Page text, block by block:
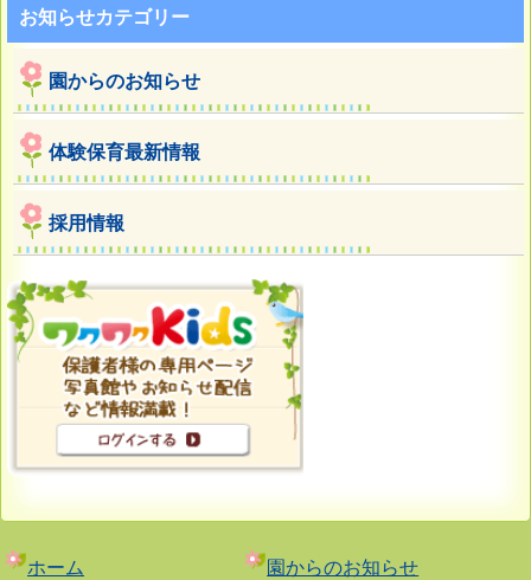
お知らせカテゴリー
園からのお知らせ
体験保育最新情報
採用情報
ホーム 園からのお知らせ